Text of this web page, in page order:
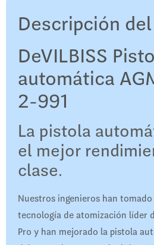
Descripción
DeVILBISS
automática
2-991
La pistola
el mejor
clase.
Nuestros ingenieros han
tecnología de atomización líder
Pro y han mejorado la pistola